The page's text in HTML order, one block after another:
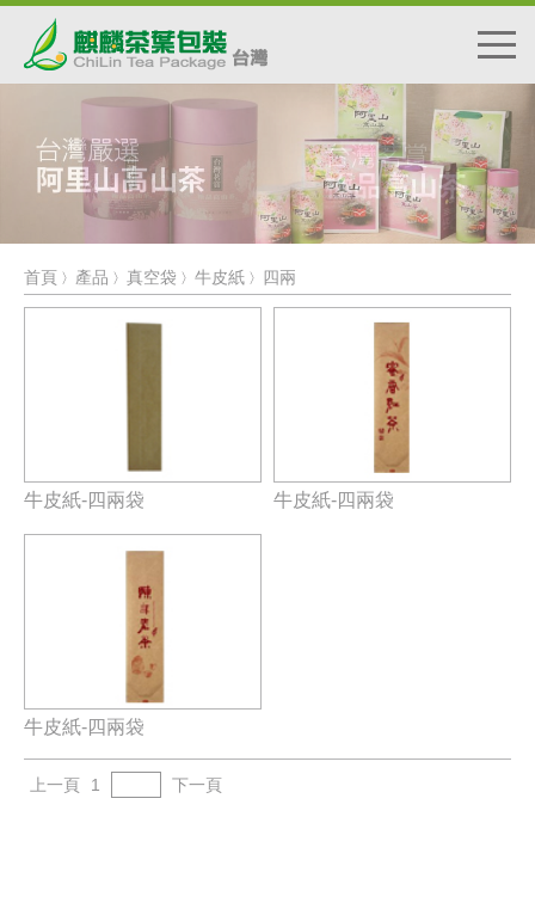
首頁 〉 產品 〉 真空袋 〉 牛皮紙 〉 四兩
牛皮紙-四兩袋 牛皮紙-四兩袋
牛皮紙-四兩袋
上一頁 1 下一頁